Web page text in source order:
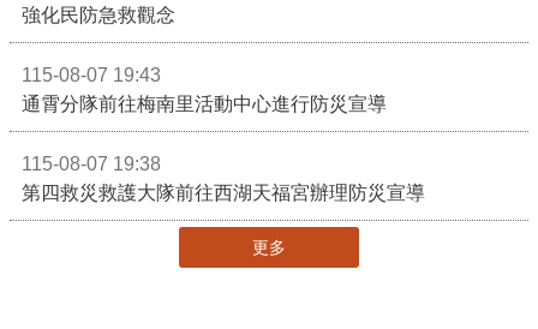
強化民防急救觀念
115-08-07 19:43
通霄分隊前往梅南里活動中心進行防災宣導
115-08-07 19:38
第四救災救護大隊前往西湖天福宮辦理防災宣導
更多